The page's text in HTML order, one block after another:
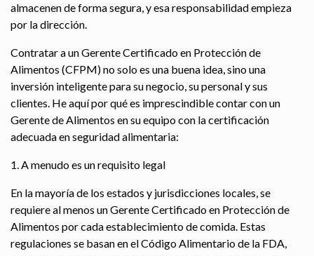
almacenen de forma segura, y esa responsabilidad empieza
por la dirección.
Contratar a un Gerente Certificado en Protección de
Alimentos (CFPM) no solo es una buena idea, sino una
inversión inteligente para su negocio, su personal y sus
clientes. He aquí por qué es imprescindible contar con un
Gerente de Alimentos en su equipo con la certificación
adecuada en seguridad alimentaria:
1. A menudo es un requisito legal
En la mayoría de los estados y jurisdicciones locales, se
requiere al menos un Gerente Certificado en Protección de
Alimentos por cada establecimiento de comida. Estas
regulaciones se basan en el Código Alimentario de la FDA,